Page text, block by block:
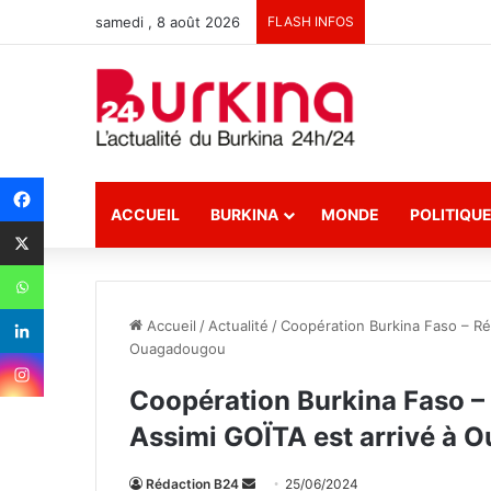
samedi , 8 août 2026 FLASH INFOS
ACCUEIL BURKINA MONDE POLITIQUE
Accueil / Actualité /Coopération Burkina Faso –
Ouagadougou
Coopération Burkina Faso
Assimi GOÏTA est arrivé à
Rédaction B24 25/06/2024